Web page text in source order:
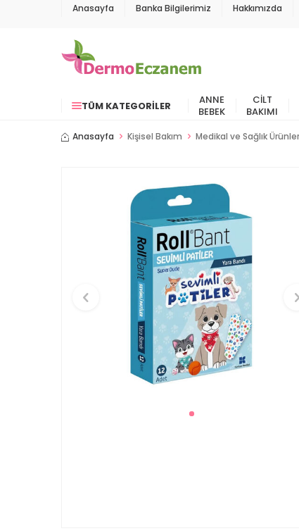
Anasayfa Banka Bilgilerimiz Hakkımızda
TÜM KATEGORILER
ANNE
BEBEK
CILT
BAKIMI
Anasayfa Kişisel Bakım Medikal ve Sağlık